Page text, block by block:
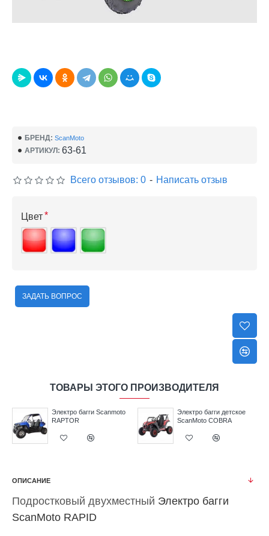
БРЕНД: ScanMoto
АРТИКУЛ: 63-61
Всего отзывов: 0 - Написать отзыв
Цвет
ЗАДАТЬ ВОПРОС
ТОВАРЫ ЭТОГО ПРОИЗВОДИТЕЛЯ
Электро багги Scanmoto
RAPTOR
Электро багги детское
ScanMoto COBRA
ОПИСАНИЕ
Подростковый двухместный Электро багги
ScanMoto RAPID